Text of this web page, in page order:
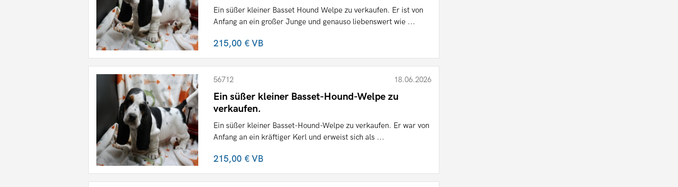
Ein süßer kleiner Basset Hound Welpe zu verkaufen. Er ist von
Anfang an ein großer Junge und genauso liebenswert wie ...
215,00 €VB
56712 18.06.2026
Ein süßer kleiner Basset-Hound-Welpe zu
verkaufen.
Ein süßer kleiner Basset-Hound-Welpe zu verkaufen. Er war von
Anfang an ein kräftiger Kerl und erweist sich als ...
215,00 €VB